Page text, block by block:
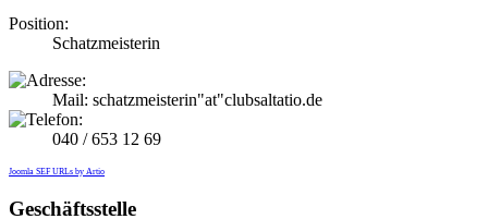
Position:
Schatzmeisterin
Mail: schatzmeisterin"at"clubsaltatio.de
040 / 653 12 69
Joomla SEF URLs by Artio
Geschäftsstelle